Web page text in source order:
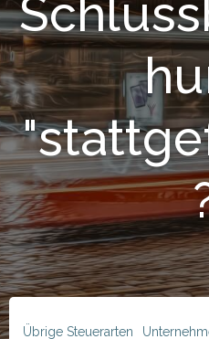
Übrige Steuerarten